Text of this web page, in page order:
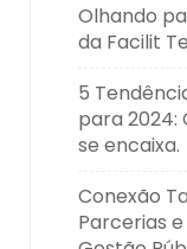
Olhando
da Facilit
5
para 2024:
se encaixa.
Conexão
Parcerias